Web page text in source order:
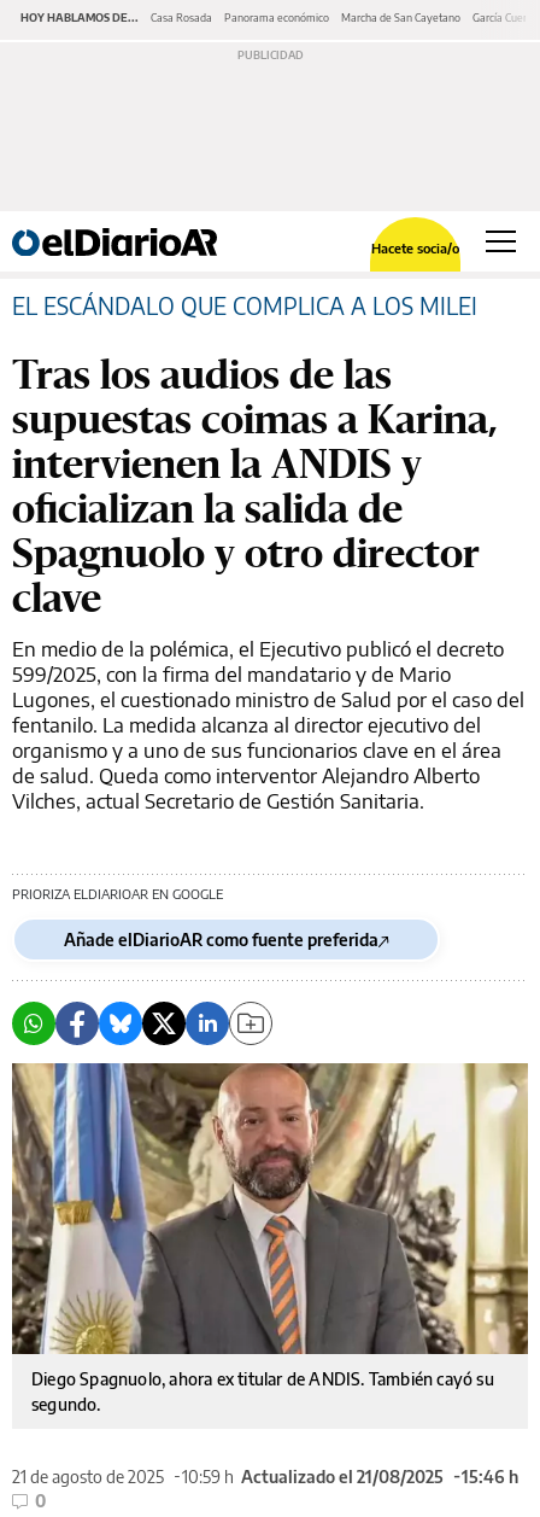
HOY HABLAMOS DE... Casa Rosada Panorama económico Marcha de San Cayetano García Cuerva
Hacete socia/o
EL ESCÁNDALO QUE COMPLICA A LOS MILEI
Tras los audios de las
supuestas coimas a Karina,
intervienen la ANDIS y
oficializan la salida de
Spagnuolo y otro director
clave
En medio de la polémica, el Ejecutivo publicó el decreto
599/2025, con la firma del mandatario y de Mario
Lugones, el cuestionado ministro de Salud por el caso del
fentanilo. La medida alcanza al director ejecutivo del
organismo y a uno de sus funcionarios clave en el área
de salud. Queda como interventor Alejandro Alberto
Vilches, actual Secretario de Gestión Sanitaria.
PRIORIZA ELDIARIOAR EN GOOGLE
Añade elDiarioAR como fuente preferida
Diego Spagnuolo, ahora ex titular de ANDIS. También cayó su
segundo.
21 de agosto de 2025 10:59 h Actualizado el 21/08/2025
15:46 h
0